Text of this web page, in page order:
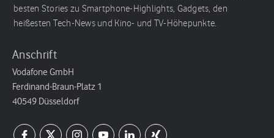
besten Stories zu Smartphone-Highlights, Gadgets, den
heißesten Tech-News und Kino- und TV-Höhepunkte.
Anschrift
Vodafone GmbH
Ferdinand-Braun-Platz 1
40549 Düsseldorf